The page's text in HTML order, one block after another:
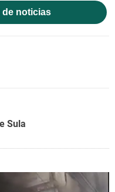
de noticias
Sula